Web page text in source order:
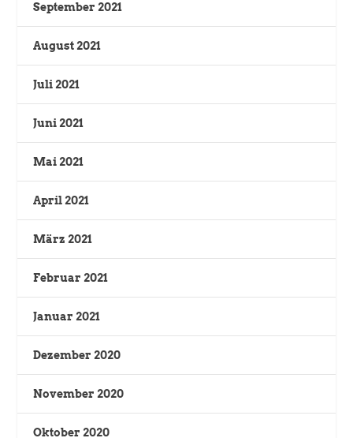
September 2021
August 2021
Juli 2021
Juni 2021
Mai 2021
April 2021
März 2021
Februar 2021
Januar 2021
Dezember 2020
November 2020
Oktober 2020